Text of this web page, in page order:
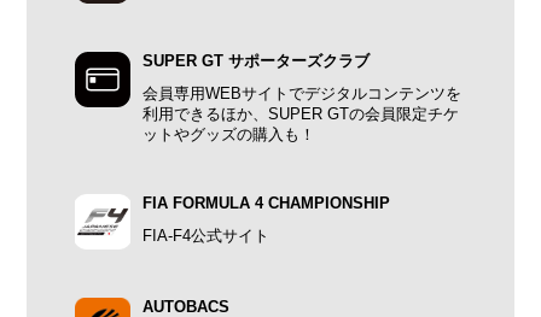
SUPER GT サポーターズクラブ
会員専用WEBサイトでデジタルコンテンツを
利用できるほか、SUPER GTの会員限定チケ
ットやグッズの購入も！
FIA FORMULA 4 CHAMPIONSHIP
FIA-F4公式サイト
AUTOBACS